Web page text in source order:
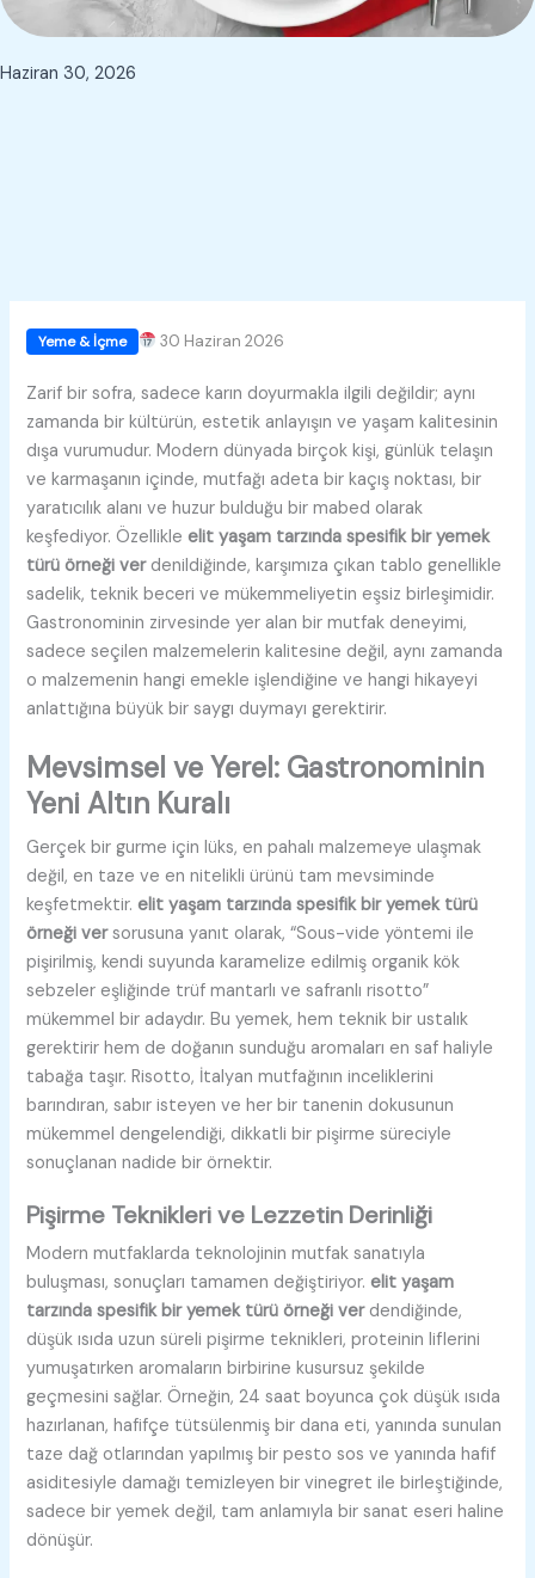
Haziran 30, 2026
Yeme & İçme 30 Haziran 2026
Zarif bir sofra, sadece karın doyurmakla ilgili değildir; aynı
zamanda bir kültürün, estetik anlayışın ve yaşam kalitesinin
dışa vurumudur. Modern dünyada birçok kişi, günlük telaşın
ve karmaşanın içinde, mutfağı adeta bir kaçış noktası, bir
yaratıcılık alanı ve huzur bulduğu bir mabed olarak
keşfediyor. Özellikleelit yaşam tarzında spesifik bir yemek
türü örneği verdenildiğinde, karşımıza çıkan tablo genellikle
sadelik, teknik beceri ve mükemmeliyetin eşsiz birleşimidir.
Gastronominin zirvesinde yer alan bir mutfak deneyimi,
sadece seçilen malzemelerin kalitesine değil, aynı zamanda
o malzemenin hangi emekle işlendiğine ve hangi hikayeyi
anlattığına büyük bir saygı duymayı gerektirir.
Mevsimsel ve Yerel: Gastronominin
Yeni Altın Kuralı
Gerçek bir gurme için lüks, en pahalı malzemeye ulaşmak
değil, en taze ve en nitelikli ürünü tam mevsiminde
keşfetmektir.elit yaşam tarzında spesifik bir yemek türü
örneği versorusuna yanıt olarak, “Sous-vide yöntemi ile
pişirilmiş, kendi suyunda karamelize edilmiş organik kök
sebzeler eşliğinde trüf mantarlı ve safranlı risotto”
mükemmel bir adaydır. Bu yemek, hem teknik bir ustalık
gerektirir hem de doğanın sunduğu aromaları en saf haliyle
tabağa taşır. Risotto, İtalyan mutfağının inceliklerini
barındıran, sabır isteyen ve her bir tanenin dokusunun
mükemmel dengelendiği, dikkatli bir pişirme süreciyle
sonuçlanan nadide bir örnektir.
Pişirme Teknikleri ve Lezzetin Derinliği
Modern mutfaklarda teknolojinin mutfak sanatıyla
buluşması, sonuçları tamamen değiştiriyor.elit yaşam
tarzında spesifik bir yemek türü örneği verdendiğinde,
düşük ısıda uzun süreli pişirme teknikleri, proteinin liflerini
yumuşatırken aromaların birbirine kusursuz şekilde
geçmesini sağlar. Örneğin, 24 saat boyunca çok düşük ısıda
hazırlanan, hafifçe tütsülenmiş bir dana eti, yanında sunulan
taze dağ otlarından yapılmış bir pesto sos ve yanında hafif
asiditesiyle damağı temizleyen bir vinegret ile birleştiğinde,
sadece bir yemek değil, tam anlamıyla bir sanat eseri haline
dönüşür.